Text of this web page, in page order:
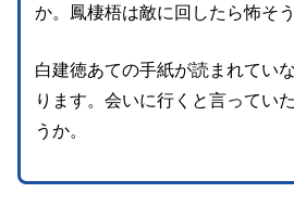
か。鳳棲梧は敵に回したら怖そう
白建徳あての手紙が読まれてい
ります。会いに行くと言ってい
うか。